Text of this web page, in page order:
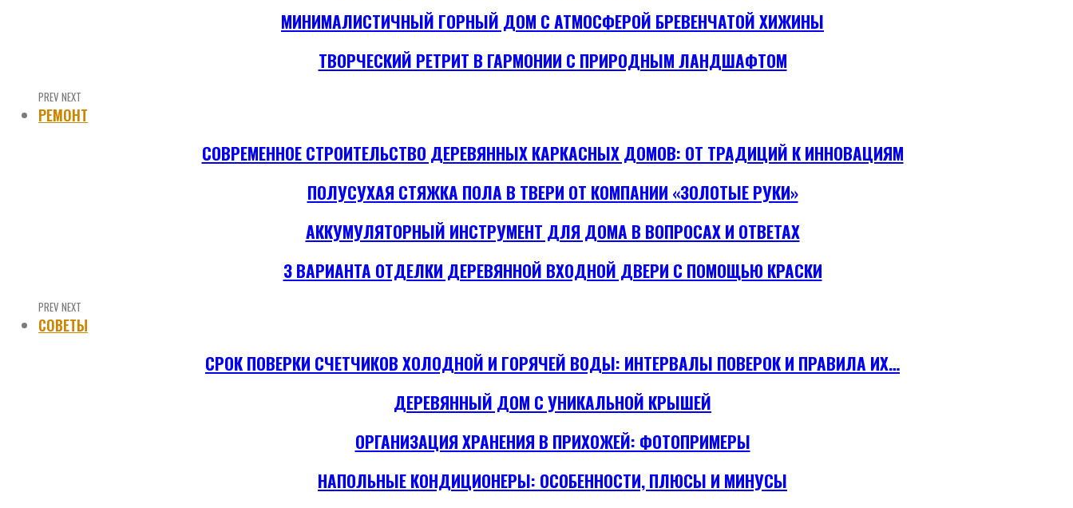
МИНИМАЛИСТИЧНЫЙ ГОРНЫЙ ДОМ С АТМОСФЕРОЙ БРЕВЕНЧАТОЙ ХИЖИНЫ
ТВОРЧЕСКИЙ РЕТРИТ В ГАРМОНИИ С ПРИРОДНЫМ ЛАНДШАФТОМ
PREV NEXT
РЕМОНТ
СОВРЕМЕННОЕ СТРОИТЕЛЬСТВО ДЕРЕВЯННЫХ КАРКАСНЫХ ДОМОВ: ОТ ТРАДИЦИЙ К ИННОВАЦИЯМ
ПОЛУСУХАЯ СТЯЖКА ПОЛА В ТВЕРИ ОТ КОМПАНИИ «ЗОЛОТЫЕ РУКИ»
АККУМУЛЯТОРНЫЙ ИНСТРУМЕНТ ДЛЯ ДОМА В ВОПРОСАХ И ОТВЕТАХ
3 ВАРИАНТА ОТДЕЛКИ ДЕРЕВЯННОЙ ВХОДНОЙ ДВЕРИ С ПОМОЩЬЮ КРАСКИ
PREV NEXT
СОВЕТЫ
СРОК ПОВЕРКИ СЧЕТЧИКОВ ХОЛОДНОЙ И ГОРЯЧЕЙ ВОДЫ: ИНТЕРВАЛЫ ПОВЕРОК И ПРАВИЛА ИХ…
ДЕРЕВЯННЫЙ ДОМ С УНИКАЛЬНОЙ КРЫШЕЙ
ОРГАНИЗАЦИЯ ХРАНЕНИЯ В ПРИХОЖЕЙ: ФОТОПРИМЕРЫ
НАПОЛЬНЫЕ КОНДИЦИОНЕРЫ: ОСОБЕННОСТИ, ПЛЮСЫ И МИНУСЫ